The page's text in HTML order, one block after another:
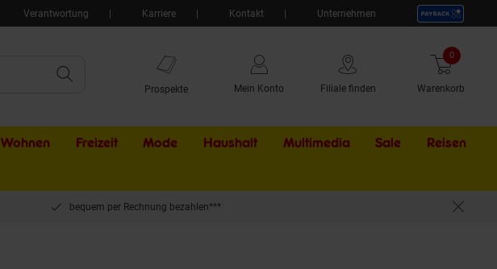
Verantwortung Karriere Kontakt Unternehmen
Prospekte Mein Konto Filiale finden Warenkorb
0 Artikel
Wohnen Freizeit Mode Haushalt Multimedia Sale Externer
Reisen
bequem per Rechnung bezahlen***